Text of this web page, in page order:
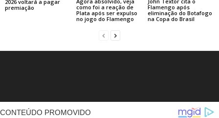
2026 voltará a pagar
premiação
como foi a reação de
Plata após ser expulso
no jogo do Flamengo
Flamengo após
eliminação do Botafogo
na Copa do Brasil